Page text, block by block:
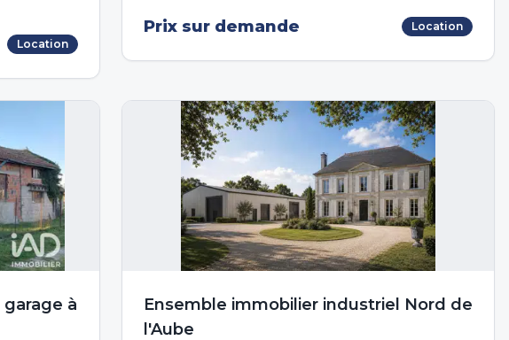
Location
Prix sur demande Location
à
Ensemble immobilier industriel Nord de
l'Aube